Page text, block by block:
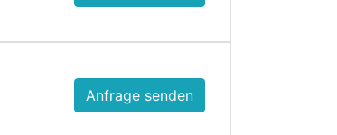
Anfrage senden